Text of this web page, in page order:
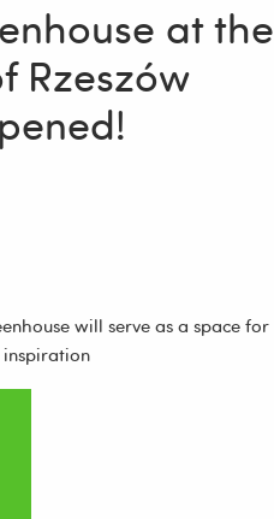
at the
Rzeszów
will serve as a space for
inspiration